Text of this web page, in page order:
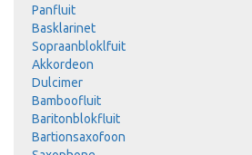
Panfluit
Basklarinet
Sopraanbloklfuit
Akkordeon
Dulcimer
Bamboofluit
Baritonblokfluit
Bartionsaxofoon